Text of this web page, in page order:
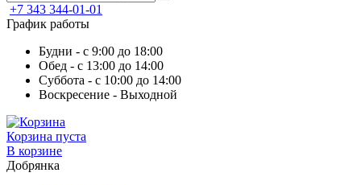
+7 343 344-01-01
График работы
Будни - с 9:00 до 18:00
Обед - с 13:00 до 14:00
Суббота - с 10:00 до 14:00
Воскресение - Выходной
Корзина пуста
В корзине
Добрянка